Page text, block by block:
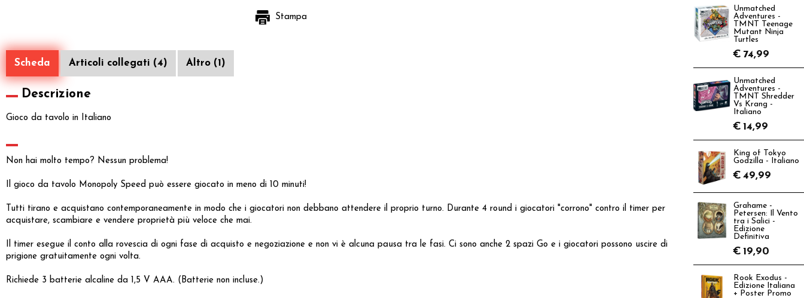
Stampa
Scheda Articoli collegati (4) Altro (1)
Descrizione
Gioco da tavolo in Italiano
Non hai molto tempo? Nessun problema!
Il gioco da tavolo Monopoly Speed può essere giocato in meno di 10 minuti!
Tutti tirano e acquistano contemporaneamente in modo che i giocatori non debbano attendere il proprio turno. Durante 4 round i giocatori "corrono" contro il timer per
acquistare, scambiare e vendere proprietà più veloce che mai.
Il timer esegue il conto alla rovescia di ogni fase di acquisto e negoziazione e non vi è alcuna pausa tra le fasi. Ci sono anche 2 spazi Go e i giocatori possono uscire di
prigione gratuitamente ogni volta.
Richiede 3 batterie alcaline da 1,5 V AAA. (Batterie non incluse.)
Unmatched
Adventures -
TMNT Teenage
Mutant Ninja
Turtles
€ 74,99
Unmatched
Adventures -
TMNT Shredder
Vs Krang -
Italiano
€ 14,99
King of Tokyo
Godzilla - Italiano
€ 49,99
Grahame -
Petersen: Il Vento
tra i Salici -
Edizione
Definitiva
€ 19,90
Rook Exodus -
Edizione Italiana
+ Poster Promo